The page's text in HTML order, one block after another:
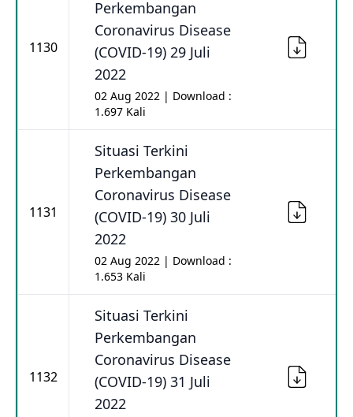
1130
Perkembangan
Coronavirus Disease
(COVID-19) 29 Juli
2022
02 Aug 2022 | Download :
1.697 Kali
1131
Situasi Terkini
Perkembangan
Coronavirus Disease
(COVID-19) 30 Juli
2022
02 Aug 2022 | Download :
1.653 Kali
1132
Situasi Terkini
Perkembangan
Coronavirus Disease
(COVID-19) 31 Juli
2022